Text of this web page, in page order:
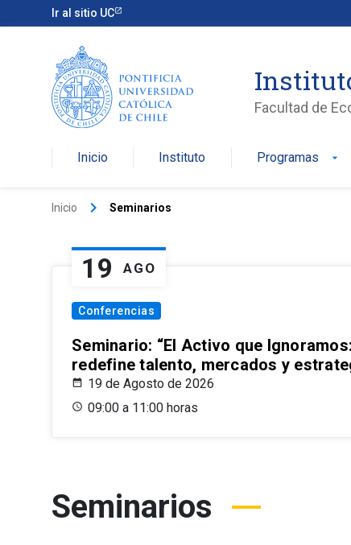
Ir al sitio UC
Facultad de
Inicio Instituto Programas arrow_drop_down
Inicio keyboard_arrow_right Seminarios
19 AGO
Conferencias
Seminario: “El Activo que
redefine talento, mercados y
19 de Agosto de 2026
09:00 a 11:00 horas
Seminarios